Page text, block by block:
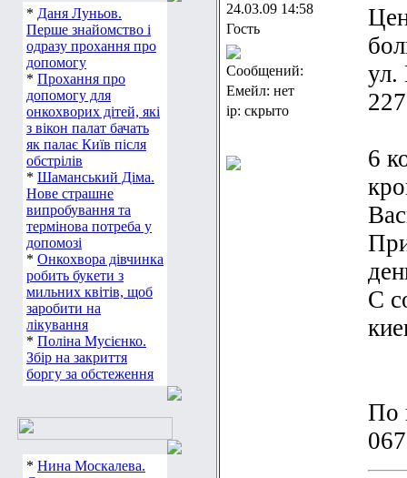
* Даня Луньов.
Перше знайомство і
одразу прохання про
допомогу
* Прохання про
допомогу для
онкохворих дітей, які
з вікон палат бачать
як палає Київ після
обстрілів
* Шаманський Діма.
Нове страшне
випробування та
термінова потреба у
допомозі
* Онкохвора дівчинка
робить букети з
мильних квітів, щоб
заробити на
лікування
* Поліна Мусієнко.
Збір на закриття
боргу за обстеження
* Нина Москалева.
24.03.09 14:58
Гость
Сообщений:
Емейл: нет
ip: скрыто
ул.
6
С
По